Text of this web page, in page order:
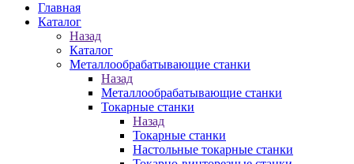
Главная
Каталог
Назад
Каталог
Металлообрабатывающие станки
Назад
Металлообрабатывающие станки
Токарные станки
Назад
Токарные станки
Настольные токарные станки